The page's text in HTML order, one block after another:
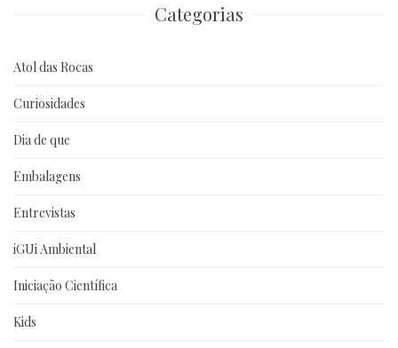
Categorias
Atol das Rocas
Curiosidades
Dia de que
Embalagens
Entrevistas
iGUi Ambiental
Iniciação Científica
Kids